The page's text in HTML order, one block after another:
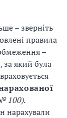
– зверніть
правила
–
за який була
100).
нарахували